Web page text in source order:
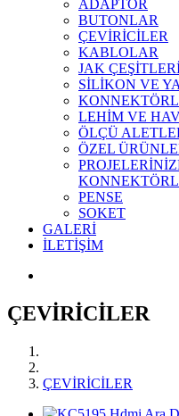
ADAPTÖR
BUTONLAR
ÇEVİRİCİLER
KABLOLAR
JAK
SİLİKON VE
LEHİM VE
ÖLÇÜ
ÖZEL
PENSE
SOKET
GALERİ
İLETİŞİM
ÇEVİRİCİLER
ÇEVİRİCİLER